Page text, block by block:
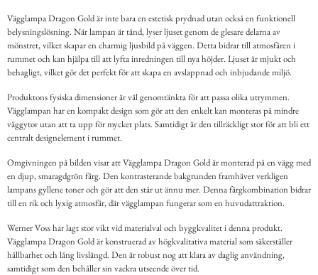
Vägglampa Dragon Gold är inte bara en estetisk prydnad utan också en funktionell
belysningslösning. När lampan är tänd, lyser ljuset genom de glesare delarna av
mönstret, vilket skapar en charmig ljusbild på väggen. Detta bidrar till atmosfären i
rummet och kan hjälpa till att lyfta inredningen till nya höjder. Ljuset är mjukt och
behagligt, vilket gör det perfekt för att skapa en avslappnad och inbjudande miljö.
Produktons fysiska dimensioner är väl genomtänkta för att passa olika utrymmen.
Vägglampan har en kompakt design som gör att den enkelt kan monteras på mindre
väggytor utan att ta upp för mycket plats. Samtidigt är den tillräckligt stor för att bli ett
centralt designelement i rummet.
Omgivningen på bilden visar att Vägglampa Dragon Gold är monterad på en vägg med
en djup, smaragdgrön färg. Den kontrasterande bakgrunden framhäver verkligen
lampans gyllene toner och gör att den står ut ännu mer. Denna färgkombination bidrar
till en rik och lyxig atmosfär, där vägglampan fungerar som en huvudattraktion.
Werner Voss har lagt stor vikt vid materialval och byggkvalitet i denna produkt.
Vägglampa Dragon Gold är konstruerad av högkvalitativa material som säkerställer
hållbarhet och lång livslängd. Den är robust nog att klara av daglig användning,
samtidigt som den behåller sin vackra utseende över tid.